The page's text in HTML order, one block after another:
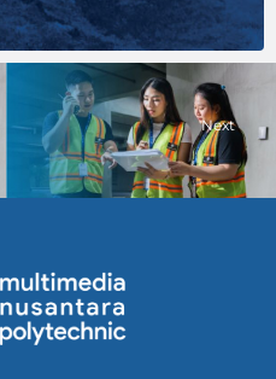
Next